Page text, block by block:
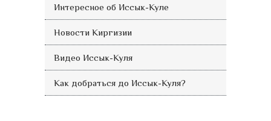
Интересное об Иссык-Куле
Новости Киргизии
Видео Иссык-Куля
Как добраться до Иссык-Куля?